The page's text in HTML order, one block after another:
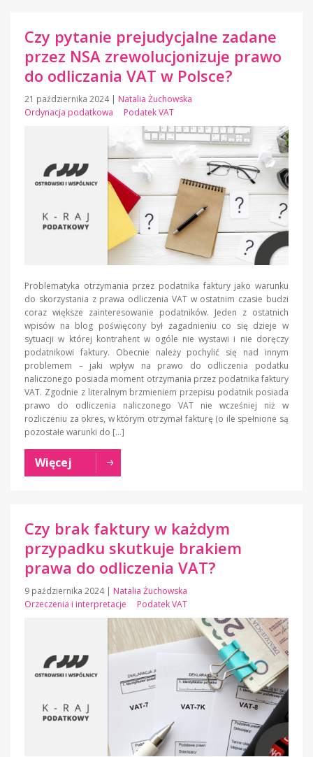
Czy pytanie prejudycjalne zadane
przez NSA zrewolucjonizuje prawo
do odliczania VAT w Polsce?
21 października 2024 | Natalia Żuchowska
Ordynacja podatkowa
Podatek VAT
Problematyka otrzymania przez podatnika faktury jako warunku
do skorzystania z prawa odliczenia VAT w ostatnim czasie budzi
coraz większe zainteresowanie podatników. Jeden z ostatnich
wpisów na blog poświęcony był zagadnieniu co się dzieje w
sytuacji w której kontrahent w ogóle nie wystawi i nie doręczy
podatnikowi faktury. Obecnie należy pochylić się nad innym
problemem – jaki wpływ na prawo do odliczenia podatku
naliczonego posiada moment otrzymania przez podatnika faktury
VAT. Zgodnie z literalnym brzmieniem przepisu podatnik posiada
prawo do odliczenia naliczonego VAT nie wcześniej niż w
rozliczeniu za okres, w którym otrzymał fakturę (o ile spełnione są
pozostałe warunki do […]
Więcej
Czy brak faktury w każdym
przypadku skutkuje brakiem
prawa do odliczenia VAT?
9 października 2024 | Natalia Żuchowska
Orzeczenia i interpretacje
Podatek VAT